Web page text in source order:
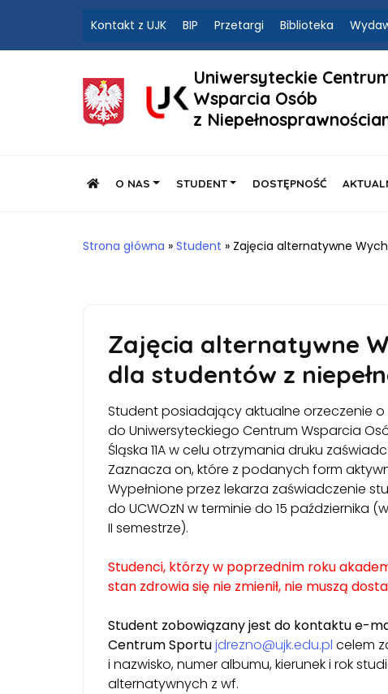
Kontakt z UJK BIP Przetargi Biblioteka
Uniwersyteckie
Wsparcia Osób
z
O NAS STUDENT DOSTĘPNOŚĆ
Strona główna » Student » Zajęcia alternatywne
Zajęcia alternatywne
dla studentów z
Student posiadający aktualne orzeczenie
do Uniwersyteckiego Centrum Wsparcia
Śląska 11A w celu otrzymania druku
Zaznacza on, które z podanych form
Wypełnione przez lekarza zaświadczenie
do UCWOzN w terminie do 15 października
II semestrze).
Studenci, którzy w poprzednim roku
stan zdrowia się nie zmienił, nie muszą
Student zobowiązany jest do kontaktu e-
Centrum Sportujdrezno@ujk.edu.pl celem
i nazwisko, numer albumu, kierunek i rok
alternatywnych z wf.